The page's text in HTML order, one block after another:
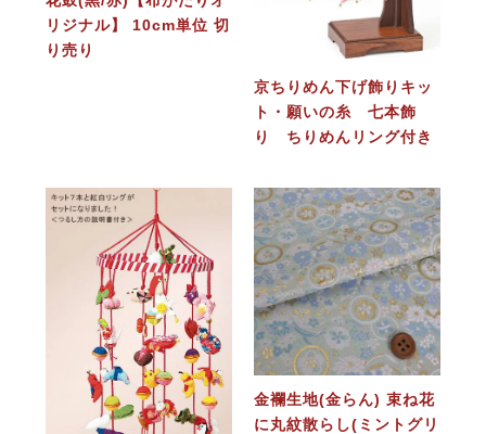
リジナル】 10cm単位 切
り売り
京ちりめん下げ飾りキッ
ト・願いの糸 七本飾
り ちりめんリング付き
金襴生地(金らん) 束ね花
に丸紋散らし(ミントグリ